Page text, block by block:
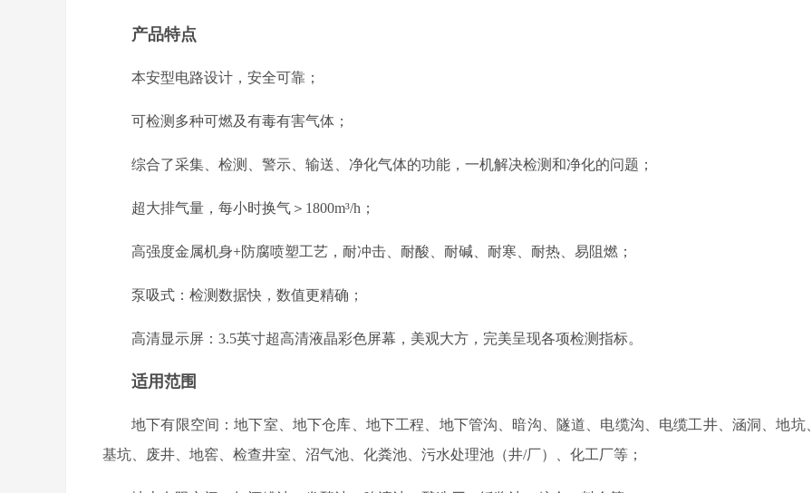
产品特点
本安型电路设计，安全可靠；
可检测多种可燃及有毒有害气体；
综合了采集、检测、警示、输送、净化气体的功能，一机解决检测和净化的问题；
超大排气量，每小时换气＞1800m³/h；
高强度金属机身+防腐喷塑工艺，耐冲击、耐酸、耐碱、耐寒、耐热、易阻燃；
泵吸式：检测数据快，数值更精确；
高清显示屏：3.5英寸超高清液晶彩色屏幕，美观大方，完美呈现各项检测指标。
适用范围
地下有限空间：地下室、地下仓库、地下工程、地下管沟、暗沟、隧道、电缆沟、电缆工井、涵洞、地坑
基坑、废井、地窖、检查井室、沼气池、化粪池、污水处理池（井/厂）、化工厂等；